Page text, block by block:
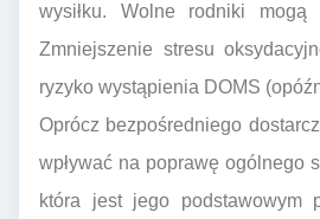
wysiłku. Wolne rodniki
Zmniejszenie stresu
ryzyko wystąpienia DOMS
Oprócz bezpośredniego
wpływać na poprawę ogólnego
która jest jego podstawowym